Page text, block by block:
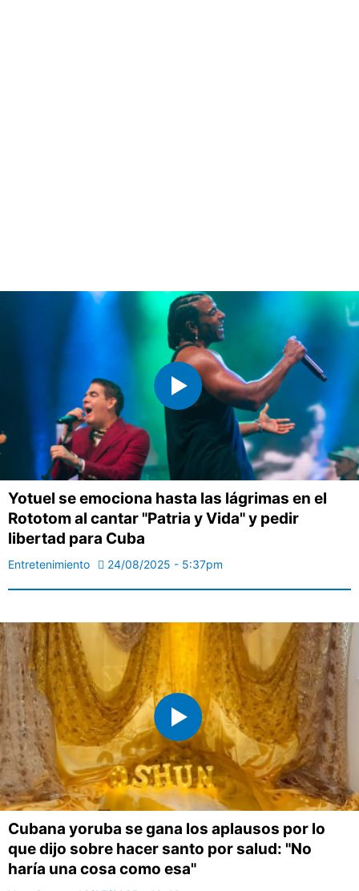
Yotuel se emociona hasta las lágrimas en el
Rototom al cantar "Patria y Vida" y pedir
libertad para Cuba
Entretenimiento 24/08/2025 - 5:37pm
Cubana yoruba se gana los aplausos por lo
que dijo sobre hacer santo por salud: "No
haría una cosa como esa"